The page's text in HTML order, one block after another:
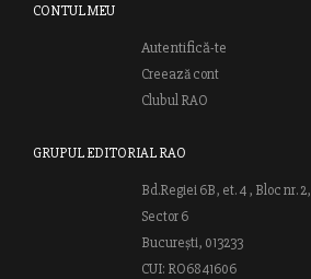
CONTUL MEU
Autentifică-te
Creează cont
Clubul RAO
GRUPUL EDITORIAL RAO
Bd.Regiei 6B, et. 4 , Bloc nr. 2,
Sector 6
București, 013233
CUI: RO6841606